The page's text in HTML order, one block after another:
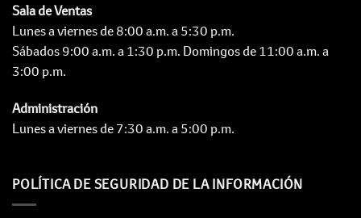
Sala de Ventas
Lunes a viernes de 8:00 a.m. a 5:30 p.m.
Sábados 9:00 a.m. a 1:30 p.m. Domingos de 11:00 a.m. a
3:00 p.m.
Administración
Lunes a viernes de 7:30 a.m. a 5:00 p.m.
POLÍTICA DE SEGURIDAD DE LA INFORMACIÓN